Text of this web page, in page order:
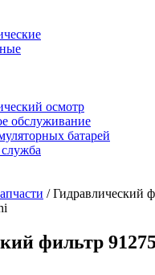
осмотр
обслуживание
батарей
/Гидравлический
фильтр